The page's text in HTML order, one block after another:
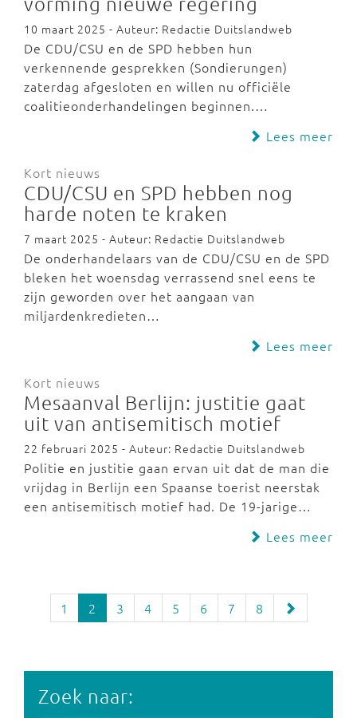
10 maart 2025 - Auteur: Redactie Duitslandweb
De CDU/CSU en de SPD hebben hun
verkennende gesprekken (Sondierungen)
zaterdag afgesloten en willen nu officiële
coalitieonderhandelingen beginnen.…
Lees meer
Kort nieuws
CDU/CSU en SPD hebben nog
harde noten te kraken
7 maart 2025 - Auteur: Redactie Duitslandweb
De onderhandelaars van de CDU/CSU en de SPD
bleken het woensdag verrassend snel eens te
zijn geworden over het aangaan van
miljardenkredieten…
Lees meer
Kort nieuws
Mesaanval Berlijn: justitie gaat
uit van antisemitisch motief
22 februari 2025 - Auteur: Redactie Duitslandweb
Politie en justitie gaan ervan uit dat de man die
vrijdag in Berlijn een Spaanse toerist neerstak
een antisemitisch motief had. De 19-jarige…
Lees meer
1 2 3 4 5 6 7 8
Zoek naar: